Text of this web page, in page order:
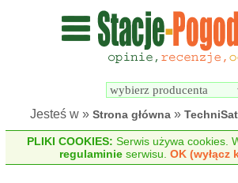
Jesteś w » Strona główna » TechniSat
PLIKI COOKIES: Serwis używa cookies.
regulaminie serwisu.OK (wyłącz